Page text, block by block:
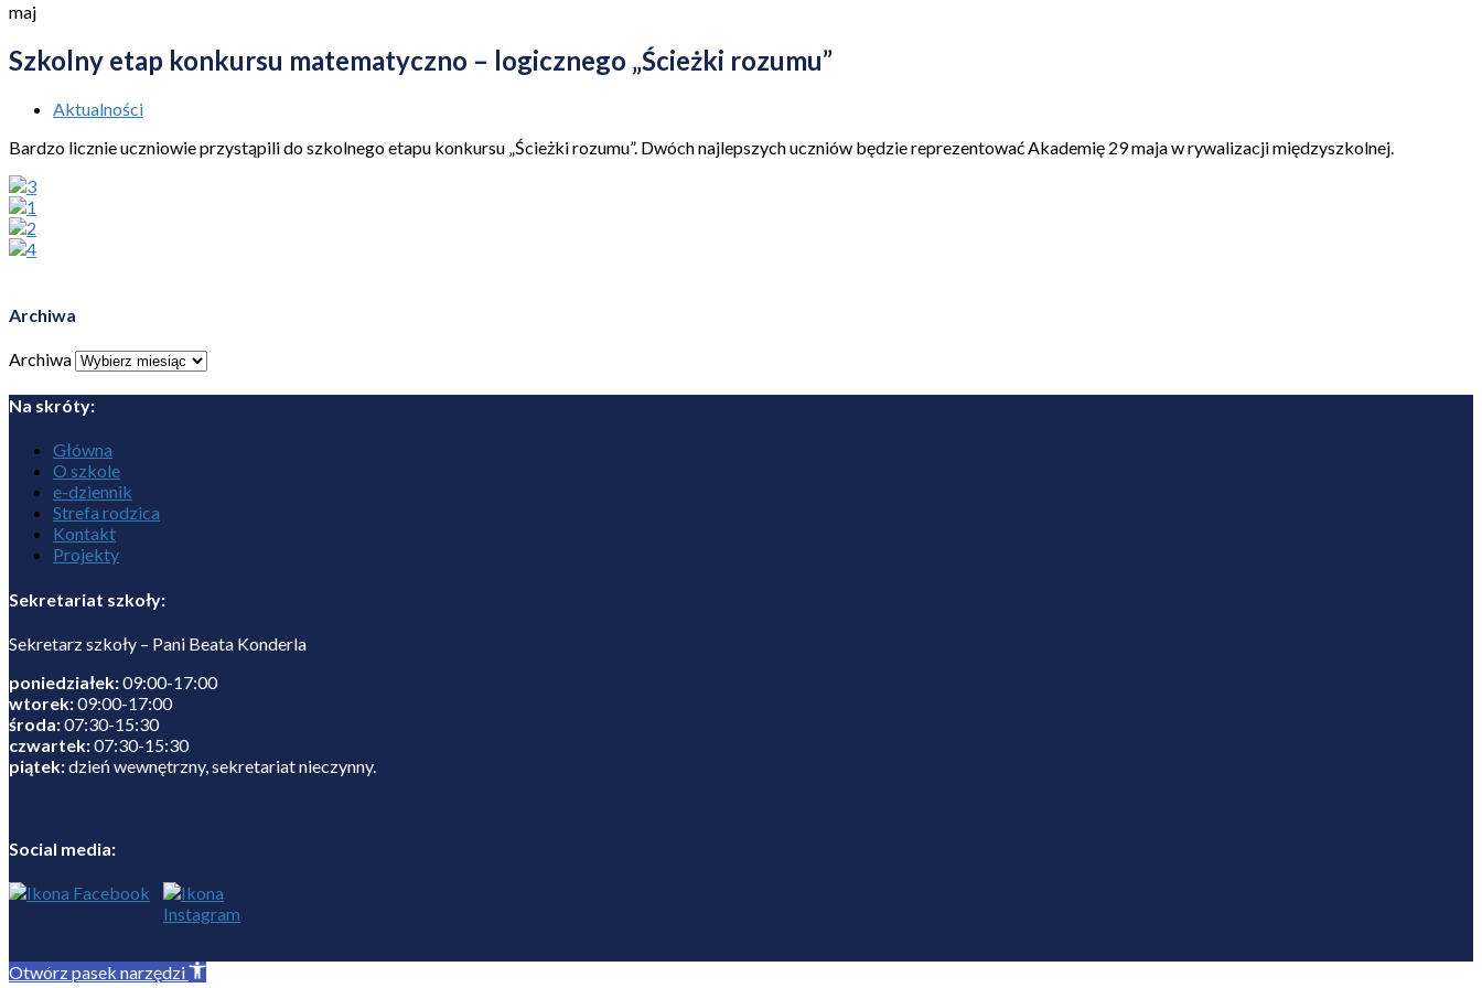
maj
Szkolny etap konkursu matematyczno – logicznego „Ścieżki rozumu”
Aktualności
Bardzo licznie uczniowie przystąpili do szkolnego etapu konkursu „Ścieżki rozumu”. Dwóch najlepszych uczniów będzie reprezentować Akademię 29 maja w rywalizacji międzyszkolnej.
Archiwa
Archiwa
Na skróty:
Główna
O szkole
e-dziennik
Strefa rodzica
Kontakt
Projekty
Sekretariat szkoły:
Sekretarz szkoły – Pani Beata Konderla
poniedziałek:09:00-17:00
wtorek:09:00-17:00
środa:07:30-15:30
czwartek:07:30-15:30
piątek:dzień wewnętrzny, sekretariat nieczynny.
Social media:
Otwórz pasek narzędzi